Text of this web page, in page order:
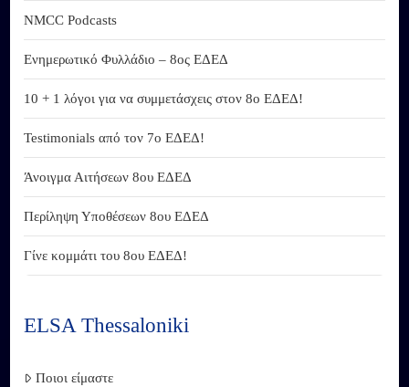
NMCC Podcasts
Ενημερωτικό Φυλλάδιο – 8ος ΕΔΕΔ
10 + 1 λόγοι για να συμμετάσχεις στον 8ο ΕΔΕΔ!
Testimonials από τον 7ο ΕΔΕΔ!
Άνοιγμα Αιτήσεων 8ου ΕΔΕΔ
Περίληψη Υποθέσεων 8ου ΕΔΕΔ
Γίνε κομμάτι του 8ου ΕΔΕΔ!
ELSA Thessaloniki
Ποιοι είμαστε